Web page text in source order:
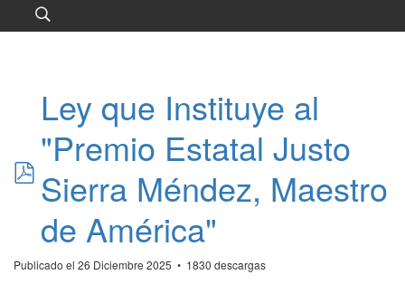
pdf
Ley que Instituye al
"Premio Estatal Justo
Sierra Méndez, Maestro
de América"
Publicado el 26 Diciembre 2025 1830 descargas